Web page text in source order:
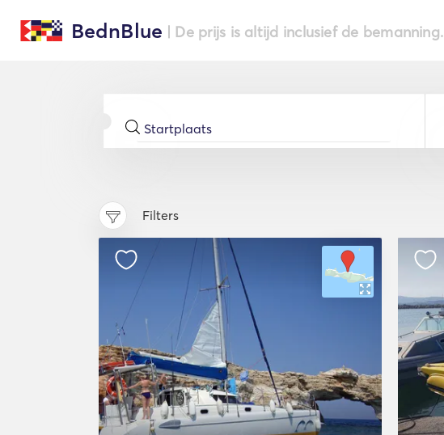
BednBlue | De prijs is altijd inclusief de bemanning.
Filters